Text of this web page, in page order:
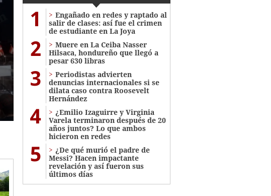
1
Engañado en redes y raptado al
salir de clases: así fue el crimen
de estudiante en La Joya
2
Muere en La Ceiba Nasser
Hilsaca, hondureño que llegó a
pesar 630 libras
3
Periodistas advierten
denuncias internacionales si se
dilata caso contra Roosevelt
Hernández
4
¿Emilio Izaguirre y Virginia
Varela terminaron después de 20
años juntos? Lo que ambos
hicieron en redes
5
¿De qué murió el padre de
Messi? Hacen impactante
revelación y así fueron sus
últimos días